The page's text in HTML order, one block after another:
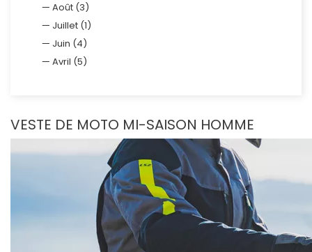
Août (3)
Juillet (1)
Juin (4)
Avril (5)
VESTE DE MOTO MI-SAISON HOMME